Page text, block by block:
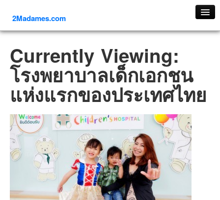
2Madames.com
ภาคเหนือ
ภาคใต้
ภาคตะวันออก
ภาคกลาง
ภาคตะวันตก
ภาคอีสาน
ทริปต่างประเทศ
ยุโรป
รัสเซีย
อิตาลี
Currently Viewing:
โรงพยาบาลเด็กเอกชน
แห่งแรกของประเทศไทย